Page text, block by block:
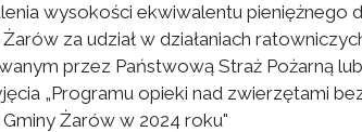
wysokości ekwiwalentu pieniężnego
za udział w działaniach
przez Państwową Straż Pożarną
„Programu opieki nad zwierzętami
Żarów w 2024 roku"